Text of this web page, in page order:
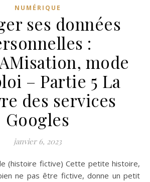
NUMÉRIQUE
ses données
:
mode
– Partie 5 La
des services
Googles
janvier 6, 2023
ne pas être fictive, donne un petit